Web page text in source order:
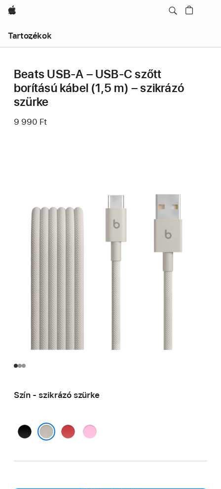
Apple
Tartozékok
navigáció
Menü
Beats USB-A – USB-C szőtt
borítású kábel (1,5 m) – szikrázó
szürke
9 990 Ft
Szín - szikrázó szürke
fotonfeketepulzálóenergikus